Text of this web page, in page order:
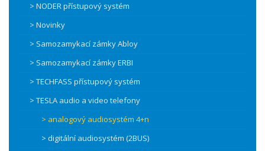
> NODER přístupový systém
> Novinky
> Samozamykací zámky Abloy
> Samozamykací zámky ERBI
> TECHFASS přístupový systém
> TESLA audio a video telefony
> analogový audiosystém 4+n
> digitální audiosystém (2BUS)